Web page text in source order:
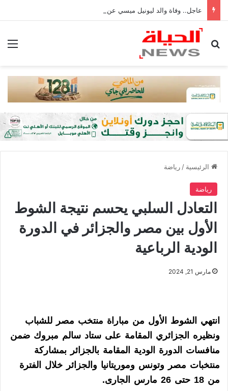
عاجل.. وفاة والد ليونيل ميسي عن عمر 68 عامًا في الأرجنتين
بحث عن
الرئيسية / رياضة
رياضة
التعادل السلبي يحسم نتيجة الشوط
الأول بين مصر والجزائر في الدورة
الودية الرباعية
مارس 21, 2024
انتهي الشوط الأول من مباراة منتخب مصر للشباب
ونظيره الجزائري المقامة على ستاد سالم مبروك ضمن
منافسات الدورة الودية المقامة بالجزائر بمشاركة
منتخبات مصر وتونس وموريتانيا والجزائر خلال الفترة
من 18 حتى 26 مارس الجارى.